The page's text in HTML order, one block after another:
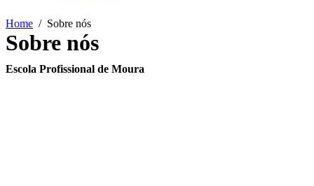
Home Sobre nós
Sobre nós
Escola Profissional de Moura